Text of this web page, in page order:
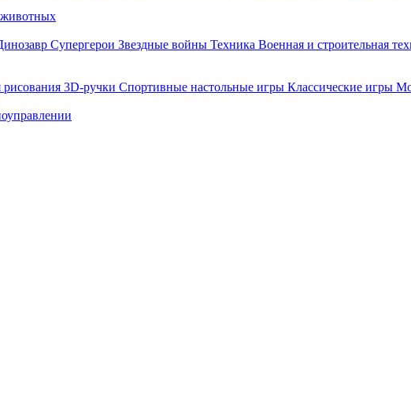
Супергерои Звездные войны Техника Военная и строительная
рисования 3D-ручки Спортивные настольные игры Классические игры